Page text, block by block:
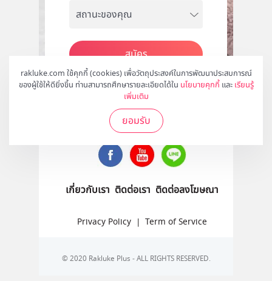
rakluke.com ใช้คุกกี้ (cookies) เพื่อวัตถุประสงค์ในการพัฒนาประสบการณ์
ของผู้ใช้ให้ดียิ่งขึ้น ท่านสามารถศึกษารายละเอียดได้ใน นโยบายคุกกี้ และ เรียนรู้
เพิ่มเติม
ยอมรับ
สมัคร
ติดตามเราได้ที่
เกี่ยวกับเรา ติดต่อเรา ติดต่อลงโฆษณา
Privacy Policy | Term of Service
© 2020 Rakluke Plus - ALL RIGHTS RESERVED.